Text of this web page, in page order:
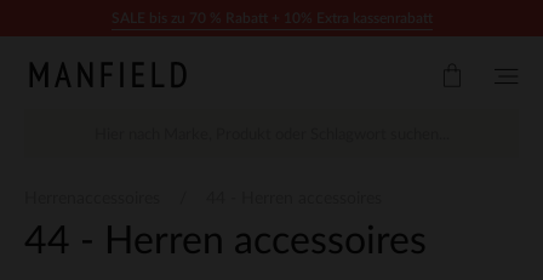
44 - Herren accessoires